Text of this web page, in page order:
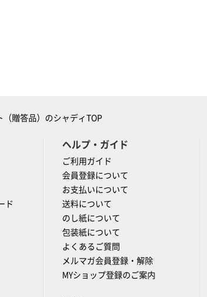
（贈答品）のシャディTOP
ド
ヘルプ・ガイド
ご利用ガイド
会員登録について
お支払いについて
送料について
のし紙について
包装紙について
よくあるご質問
メルマガ会員登録・解除
MYショップ登録のご案内